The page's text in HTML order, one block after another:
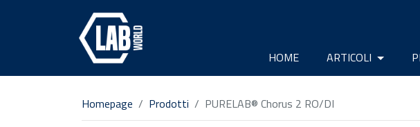
HOME ARTICOLI
Homepage Prodotti PURELAB® Chorus 2 RO/DI